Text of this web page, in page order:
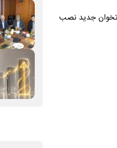
یادآور شد: سال گذشته ۵۳۰ هزار دستگاه کارتخوان جدید نصب